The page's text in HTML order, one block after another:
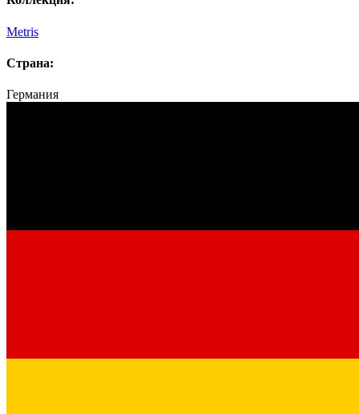
Metris
Страна:
Германия